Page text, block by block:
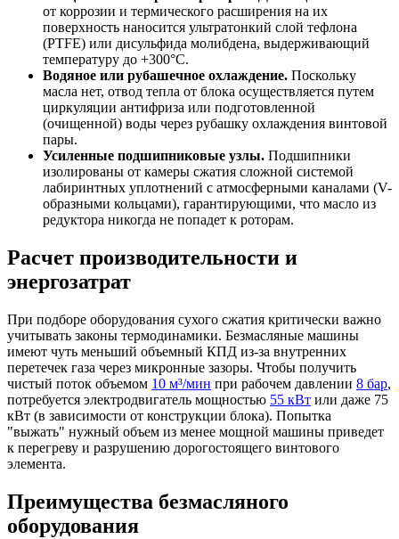
от коррозии и термического расширения на их
поверхность наносится ультратонкий слой тефлона
(PTFE) или дисульфида молибдена, выдерживающий
температуру до +300°C.
Водяное или рубашечное охлаждение. Поскольку
масла нет, отвод тепла от блока осуществляется путем
циркуляции антифриза или подготовленной
(очищенной) воды через рубашку охлаждения винтовой
пары.
Усиленные подшипниковые узлы. Подшипники
изолированы от камеры сжатия сложной системой
лабиринтных уплотнений с атмосферными каналами (V-
образными кольцами), гарантирующими, что масло из
редуктора никогда не попадет к роторам.
Расчет производительности и
энергозатрат
При подборе оборудования сухого сжатия критически важно
учитывать законы термодинамики. Безмасляные машины
имеют чуть меньший объемный КПД из-за внутренних
перетечек газа через микронные зазоры. Чтобы получить
чистый поток объемом 10 м³/мин при рабочем давлении 8 бар,
потребуется электродвигатель мощностью 55 кВт или даже 75
кВт (в зависимости от конструкции блока). Попытка
"выжать" нужный объем из менее мощной машины приведет
к перегреву и разрушению дорогостоящего винтового
элемента.
Преимущества безмасляного
оборудования